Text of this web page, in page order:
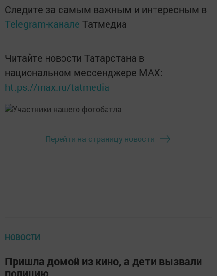
Следите за самым важным и интересным в
Telegram-канале Татмедиа
Читайте новости Татарстана в
национальном мессенджере MАХ:
https://max.ru/tatmedia
Перейти на страницу новости
НОВОСТИ
Пришла домой из кино, а дети вызвали
полицию